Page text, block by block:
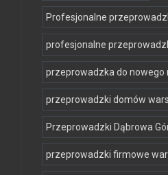
Profesjonalne
profesjonalne
przeprowadzka do nowego
przeprowadzki domów
Przeprowadzki Dąbrowa
przeprowadzki firmowe